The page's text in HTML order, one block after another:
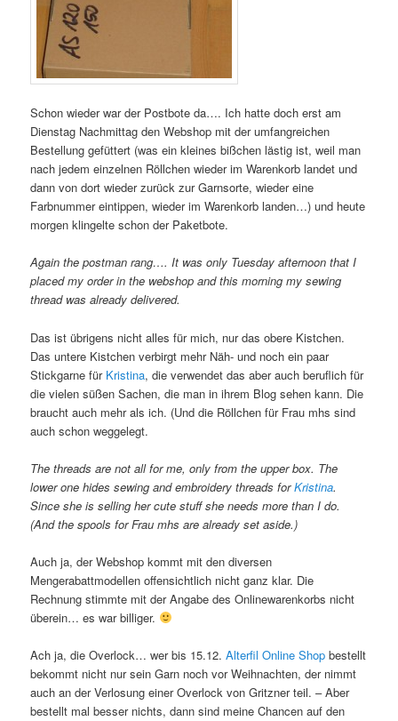
Schon wieder war der Postbote da…. Ich hatte doch erst am
Dienstag Nachmittag den Webshop mit der umfangreichen
Bestellung gefüttert (was ein kleines bißchen lästig ist, weil man
nach jedem einzelnen Röllchen wieder im Warenkorb landet und
dann von dort wieder zurück zur Garnsorte, wieder eine
Farbnummer eintippen, wieder im Warenkorb landen…) und heute
morgen klingelte schon der Paketbote.
Again the postman rang…. It was only Tuesday afternoon that I
placed my order in the webshop and this morning my sewing
thread was already delivered.
Das ist übrigens nicht alles für mich, nur das obere Kistchen.
Das untere Kistchen verbirgt mehr Näh- und noch ein paar
Stickgarne für Kristina, die verwendet das aber auch beruflich für
die vielen süßen Sachen, die man in ihrem Blog sehen kann. Die
braucht auch mehr als ich. (Und die Röllchen für Frau mhs sind
auch schon weggelegt.
The threads are not all for me, only from the upper box. The
lower one hides sewing and embroidery threads forKristina.
Since she is selling her cute stuff she needs more than I do.
(And the spools for Frau mhs are already set aside.)
Auch ja, der Webshop kommt mit den diversen
Mengerabattmodellen offensichtlich nicht ganz klar. Die
Rechnung stimmte mit der Angabe des Onlinewarenkorbs nicht
überein… es war billiger.
Ach ja, die Overlock… wer bis 15.12.Alterfil Online Shop bestellt
bekommt nicht nur sein Garn noch vor Weihnachten, der nimmt
auch an der Verlosung einer Overlock von Gritzner teil. – Aber
bestellt mal besser nichts, dann sind meine Chancen auf den